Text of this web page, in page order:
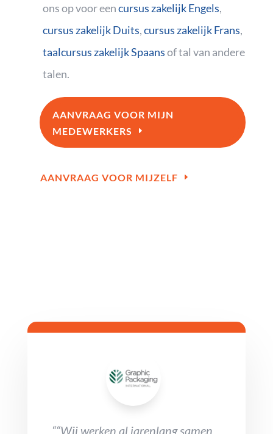
ons op voor eencursus zakelijk Engels,
cursus zakelijk Duits,cursus zakelijk Frans,
taalcursus zakelijk Spaansof tal van andere
talen.
AANVRAAG VOOR MIJN
MEDEWERKERS
AANVRAAG VOOR MIJZELF
““Wij werken al jarenlang samen